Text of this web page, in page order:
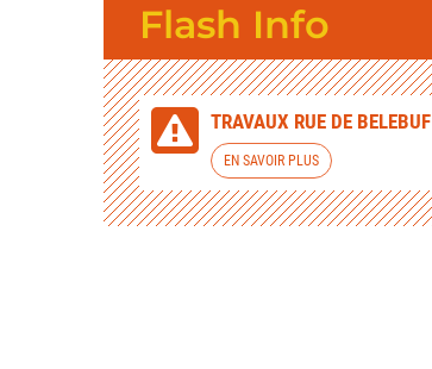
Flash Info
TRAVAUX RUE DE BELEBUF
EN SAVOIR PLUS